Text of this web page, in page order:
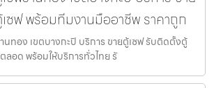
ซฟ พร้อมทีมงานมืออาชีพ ราคาถูก
นทอง เขตบางกะปิ บริการ ขายตู้เซฟ รับติดตั้งตู้
ลอด พร้อมให้บริการทั่วไทย รั